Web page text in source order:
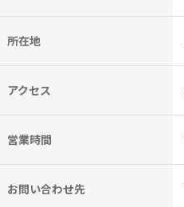
所在地
アクセス
営業時間
お問い合わせ先